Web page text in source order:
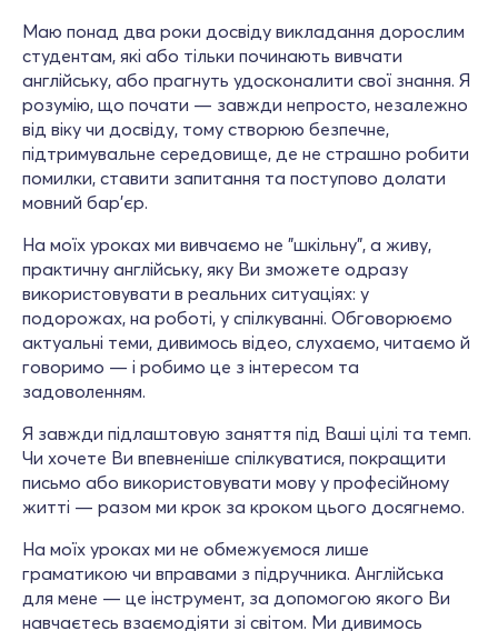
Маю понад два роки досвіду викладання дорослим
студентам, які або тільки починають вивчати
англійську, або прагнуть удосконалити свої знання. Я
розумію, що почати — завжди непросто, незалежно
від віку чи досвіду, тому створюю безпечне,
підтримувальне середовище, де не страшно робити
помилки, ставити запитання та поступово долати
мовний бар’єр.
На моїх уроках ми вивчаємо не "шкільну", а живу,
практичну англійську, яку Ви зможете одразу
використовувати в реальних ситуаціях: у
подорожах, на роботі, у спілкуванні. Обговорюємо
актуальні теми, дивимось відео, слухаємо, читаємо й
говоримо — і робимо це з інтересом та
задоволенням.
Я завжди підлаштовую заняття під Ваші цілі та темп.
Чи хочете Ви впевненіше спілкуватися, покращити
письмо або використовувати мову у професійному
житті — разом ми крок за кроком цього досягнемо.
На моїх уроках ми не обмежуємося лише
граматикою чи вправами з підручника. Англійська
для мене — це інструмент, за допомогою якого Ви
навчаєтесь взаємодіяти зі світом. Ми дивимось